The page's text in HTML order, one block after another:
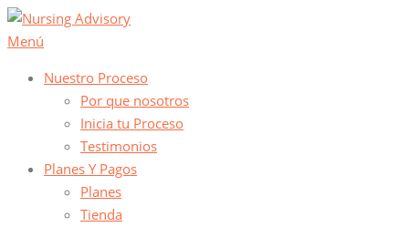
Saltar
al
Menú
Nuestro Proceso
Por que nosotros
Inicia tu Proceso
Testimonios
Planes Y Pagos
Planes
Tienda